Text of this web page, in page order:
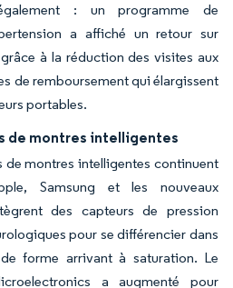
: un programme de
a affiché un retour sur
à la réduction des visites aux
de remboursement qui élargissent
portables.
de montres intelligentes
de montres intelligentes continuent
Samsung et les nouveaux
des capteurs de pression
pour se différencier dans
forme arrivant à saturation. Le
a augmenté pour